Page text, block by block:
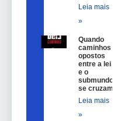
Leia mais
»
Quando
caminhos
opostos
entre a lei
e o
submundo
se cruzam
Leia mais
»